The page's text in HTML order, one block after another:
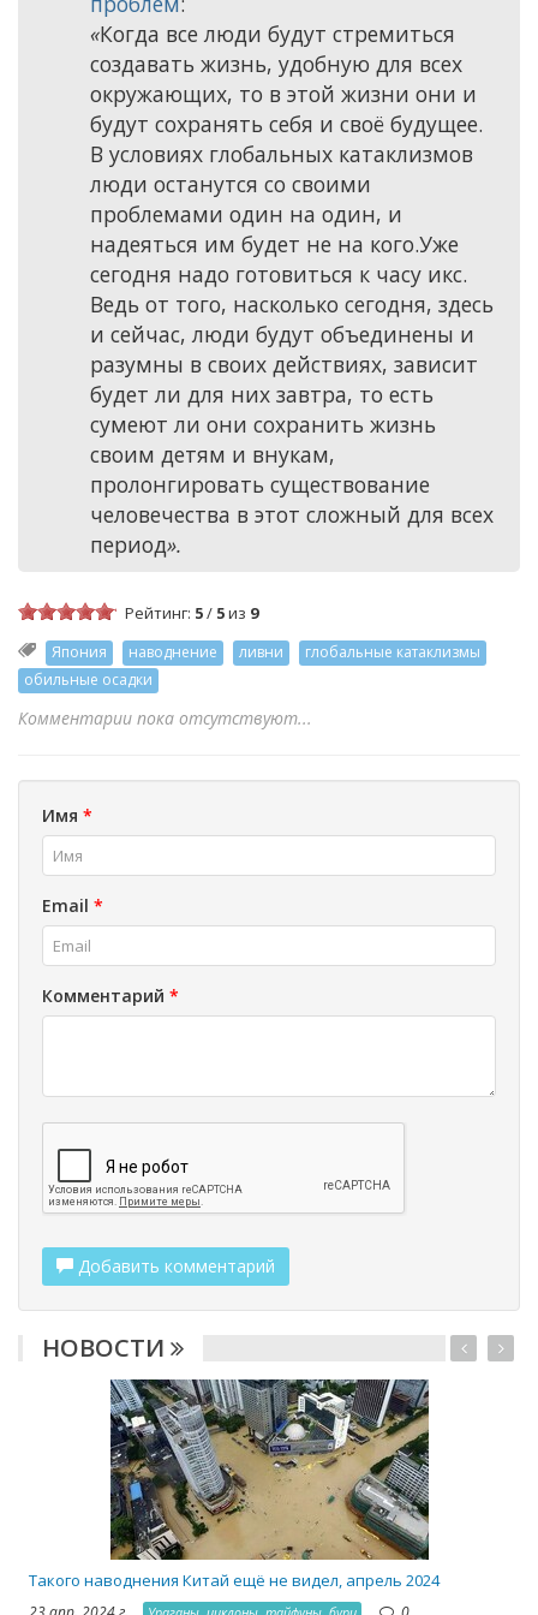
«Когда все люди будут стремиться
создавать жизнь, удобную для всех
окружающих, то в этой жизни они и
будут сохранять себя и своё будущее.
В условиях глобальных катаклизмов
люди останутся со своими
проблемами один на один, и
надеяться им будет не на кого.Уже
сегодня надо готовиться к часу икс.
Ведь от того, насколько сегодня, здесь
и сейчас, люди будут объединены и
разумны в своих действиях, зависит
будет ли для них завтра, то есть
сумеют ли они сохранить жизнь
своим детям и внукам,
пролонгировать существование
человечества в этот сложный для всех
период».
Рейтинг: 5/ 5из 9
Япония наводнение ливни
глобальные катаклизмы
обильные осадки
Комментарии пока отсутствуют...
Имя *
Email *
Комментарий *
Добавить комментарий
НОВОСТИ
Такого наводнения Китай ещё не видел, апрель 2024